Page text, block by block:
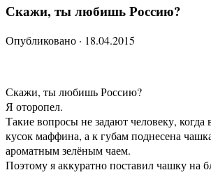
Скажи, ты любишь Россию?
Опубликовано · 18.04.2015
Скажи, ты любишь Россию?
Я оторопел.
Такие вопросы не задают человеку,
кусок маффина, а к губам поднесена
ароматным зелёным чаем.
Поэтому я аккуратно поставил чашку на